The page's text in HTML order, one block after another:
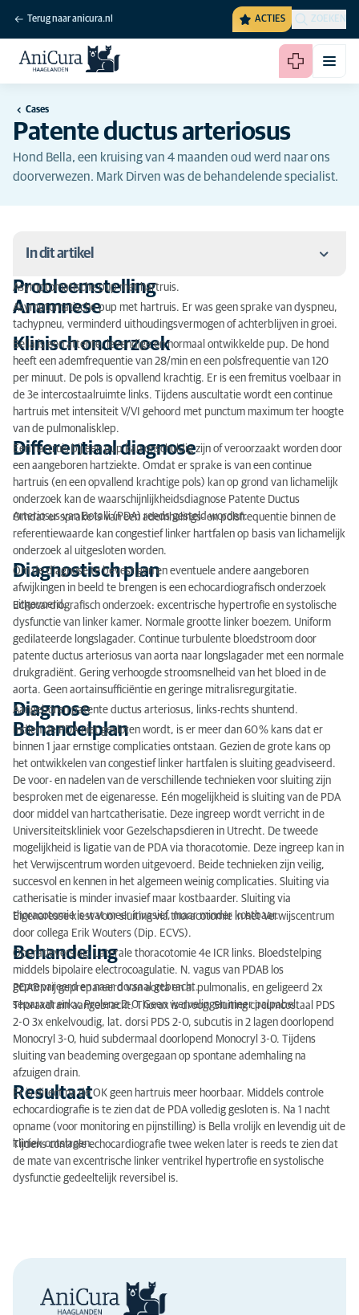
Terug naar anicura.nl ACTIES ZOEKEN
Cases
Patente ductus arteriosus
Hond Bella, een kruising van 4 maanden oud werd naar ons
doorverwezen. Mark Dirven was de behandelende specialist.
In dit artikel
Anamnese
Klinisch onderzoek
Differentiaal diagnose
Diagnostisch plan
Diagnose
Behandelplan
Behandeling
Resultaat
Probleemstelling
Asymptomatische pup met hartruis.
Anamnese
Asymptomatische pup met hartruis. Er was geen sprake van dyspneu,
tachypneu, verminderd uithoudingsvermogen of achterblijven in groei.
Klinisch onderzoek
Bella is een attente, levendige en normaal ontwikkelde pup. De hond
heeft een ademfrequentie van 28/min en een polsfrequentie van 120
per minuut. De pols is opvallend krachtig. Er is een fremitus voelbaar in
de 3e intercostaalruimte links. Tijdens auscultatie wordt een continue
hartruis met intensiteit V/VI gehoord met punctum maximum ter hoogte
van de pulmonalisklep.
Differentiaal diagnose
Een hartruis bij een pup kan onschuldig zijn of veroorzaakt worden door
een aangeboren hartziekte. Omdat er sprake is van een continue
hartruis (en een opvallend krachtige pols) kan op grond van lichamelijk
onderzoek kan de waarschijnlijkheidsdiagnose Patente Ductus
Arteriosus van Botalli (PDA) reeds gesteld worden.
Omdat er sprake is van een ademhalings- en polsfrequentie binnen de
referentiewaarde kan congestief linker hartfalen op basis van lichamelijk
onderzoek al uitgesloten worden.
Diagnostisch plan
Om de diagnose te bevestigen en eventuele andere aangeboren
afwijkingen in beeld te brengen is een echocardiografisch onderzoek
uitgevoerd.
Echocardiografisch onderzoek: excentrische hypertrofie en systolische
dysfunctie van linker kamer. Normale grootte linker boezem. Uniform
gedilateerde longslagader. Continue turbulente bloedstroom door
patente ductus arteriosus van aorta naar longslagader met een normale
drukgradiënt. Gering verhoogde stroomsnelheid van het bloed in de
aorta. Geen aortainsufficiëntie en geringe mitralisregurgitatie.
Diagnose
Aangeboren patente ductus arteriosus, links-rechts shuntend.
Behandelplan
Indien de PDA niet gesloten wordt, is er meer dan 60 % kans dat er
binnen 1 jaar ernstige complicaties ontstaan. Gezien de grote kans op
het ontwikkelen van congestief linker hartfalen is sluiting geadviseerd.
De voor- en nadelen van de verschillende technieken voor sluiting zijn
besproken met de eigenaresse. Eén mogelijkheid is sluiting van de PDA
door middel van hartcatherisatie. Deze ingreep wordt verricht in de
Universiteitskliniek voor Gezelschapsdieren in Utrecht. De tweede
mogelijkheid is ligatie van de PDA via thoracotomie. Deze ingreep kan in
het Verwijscentrum worden uitgevoerd. Beide technieken zijn veilig,
succesvol en kennen in het algemeen weinig complicaties. Sluiting via
catherisatie is minder invasief maar kostbaarder. Sluiting via
thoracotomie is wat meer invasief, maar minder kostbaar.
Eigenaresse kiest voor sluiting via thoracotomie in het Verwijscentrum
door collega Erik Wouters (Dip. ECVS).
Behandeling
Operatieverslag: Laterale thoracotomie 4e ICR links. Bloedstelping
middels bipolaire electrocoagulatie. N. vagus van PDAB los
geprepareerd en naar dorsaal gebracht.
PDAB vrij geprepareerd van aorta en a. pulmonalis, en geligeerd 2x
separaat enkv. Prolene 2-0. Geen wervelingen meer palpabel.
Thoraxdrain aangebracht. Thorax is droog. Sluiting circumcostaal PDS
2-0 3x enkelvoudig, lat. dorsi PDS 2-0, subcutis in 2 lagen doorlopend
Monocryl 3-0, huid subdermaal doorlopend Monocryl 3-0. Tijdens
sluiting van beademing overgegaan op spontane ademhaling na
afzuigen drain.
Resultaat
Er is direct na de OK geen hartruis meer hoorbaar. Middels controle
echocardiografie is te zien dat de PDA volledig gesloten is. Na 1 nacht
opname (voor monitoring en pijnstilling) is Bella vrolijk en levendig uit de
kliniek ontslagen.
Tijdens controle echocardiografie twee weken later is reeds te zien dat
de mate van excentrische linker ventrikel hypertrofie en systolische
dysfunctie gedeeltelijk reversibel is.